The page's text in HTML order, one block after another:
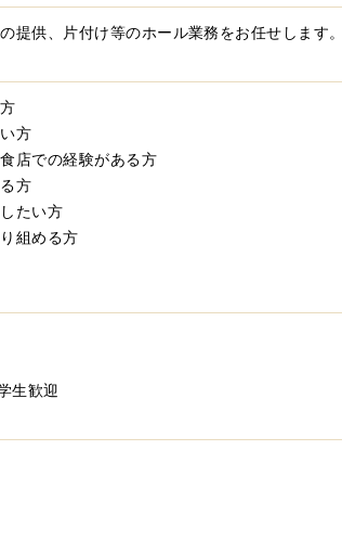
提供、片付け等のホール業務をお任せします
方
店での経験がある方
方
たい方
組める方
生歓迎